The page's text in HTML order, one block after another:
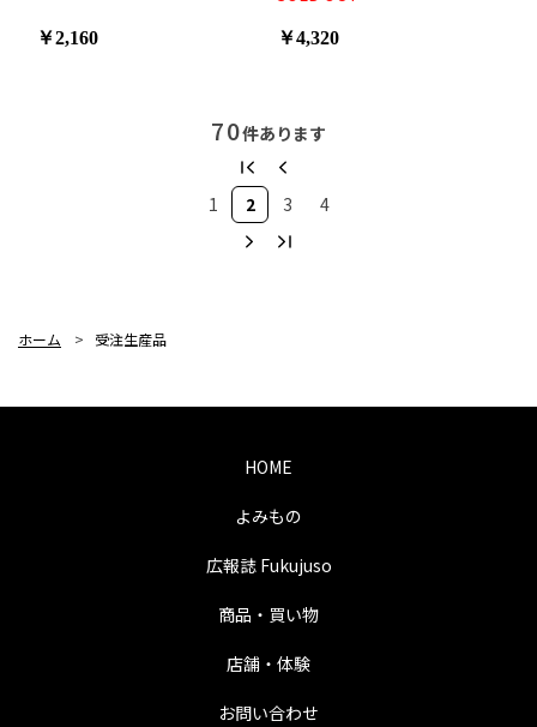
￥2,160 ￥4,320
70件あります
1 2 3 4
ホーム > 受注生産品
HOME
よみもの
広報誌 Fukujuso
商品・買い物
店舗・体験
お問い合わせ